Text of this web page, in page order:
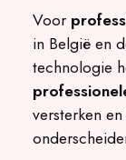
Voor
in België en
technologie
versterken